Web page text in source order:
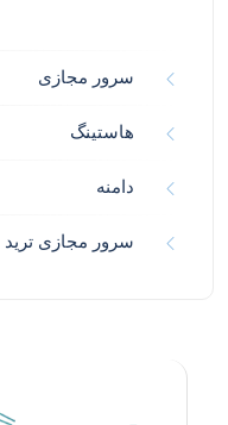
سرور مجازی
هاستینگ
دامنه
سرور مجازی ترید